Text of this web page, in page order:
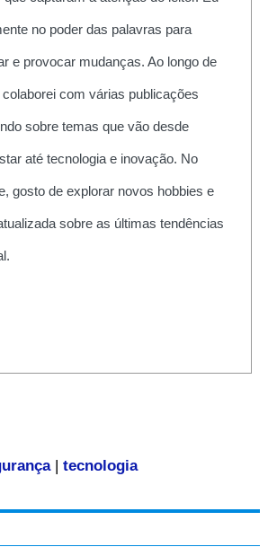
no poder das palavras para
e provocar mudanças. Ao longo de
com várias publicações
sobre temas que vão desde
até tecnologia e inovação. No
gosto de explorar novos hobbies e
sobre as últimas tendências
| tecnologia